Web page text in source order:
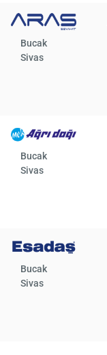
Bucak
Sivas
Bucak
Sivas
Bucak
Sivas